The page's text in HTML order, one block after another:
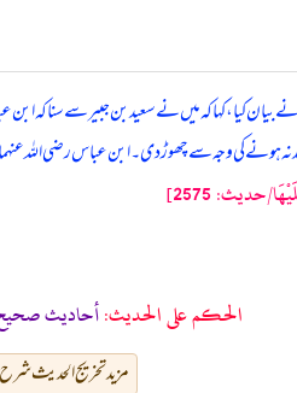
کیا، کہا کہ میں نے سعید بن جبیر سے سنا کہ ابن
نہ ہونے کی وجہ سے چھوڑ دی۔ ابن عباس رضی اللہ
2575]
الحكم على الحديث:أحاديث
مزید تخریج الحدیث